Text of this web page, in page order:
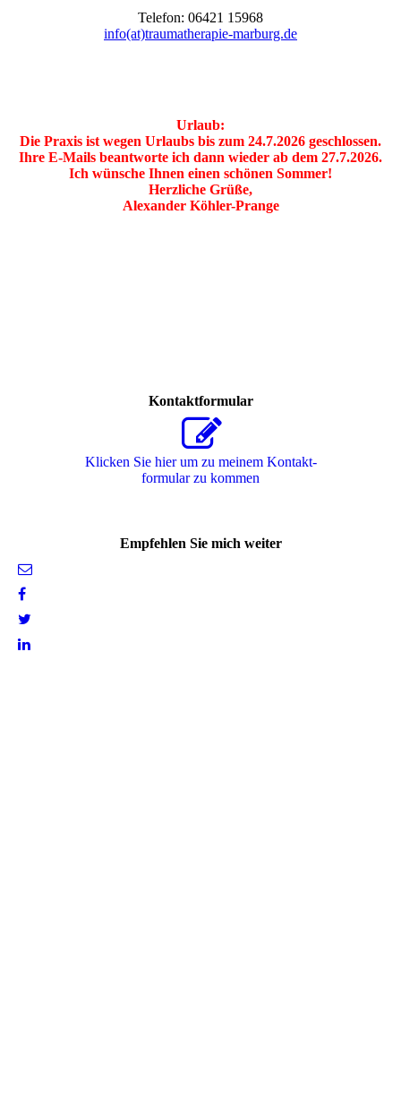
Telefon: 06421 15968
info(at)traumatherapie-marburg.de
Urlaub:
Die Praxis ist wegen Urlaubs bis zum 24.7.2026 geschlossen.
Ihre E-Mails beantworte ich dann wieder ab dem 27.7.2026.
Ich wünsche Ihnen einen schönen Sommer!
Herzliche Grüße,
Alexander Köhler-Prange
Kontaktformular
Klicken Sie hier um zu meinem Kon­takt­
for­mu­lar zu kommen
Empfehlen Sie mich weiter